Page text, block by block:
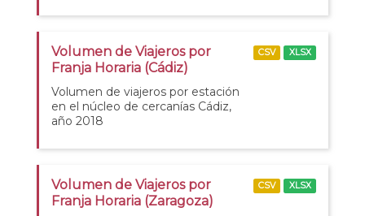
Volumen de Viajeros por
Franja Horaria (Cádiz)
Volumen de viajeros por estación
en el núcleo de cercanías Cádiz,
año 2018
CSV XLSX
Volumen de Viajeros por
Franja Horaria (Zaragoza)
CSV XLSX